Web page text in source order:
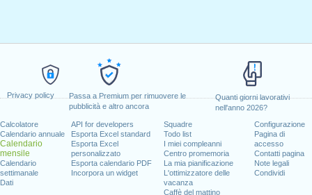
Privacy policy
Passa a Premium per rimuovere le
pubblicità e altro ancora
Quanti giorni lavorativi
nell'anno 2026?
Calcolatore
Calendario annuale
Calendario
mensile
Calendario
settimanale
Dati
API for developers
Esporta Excel standard
Esporta Excel
personalizzato
Esporta calendario PDF
Incorpora un widget
Squadre
Todo list
I miei compleanni
Centro promemoria
La mia pianificazione
L'ottimizzatore delle
vacanza
Caffè del mattino
Configurazione
Pagina di
accesso
Contatti pagina
Note legali
Condividi